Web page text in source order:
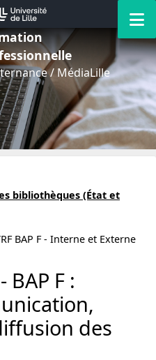
/ MédiaLille
bibliothèques (État et
BAP F - Interne et Externe
BAP F :
des